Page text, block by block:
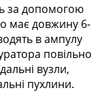
за допомогою
має довжину 6-
в ампулу
повільно
вузли,
пухлини.